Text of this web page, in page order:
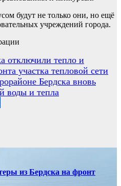
будут не только они, но ещё
учреждений города.
отключили тепло и
участка тепловой сети
Бердска вновь
воды и тепла
из Бердска на фронт